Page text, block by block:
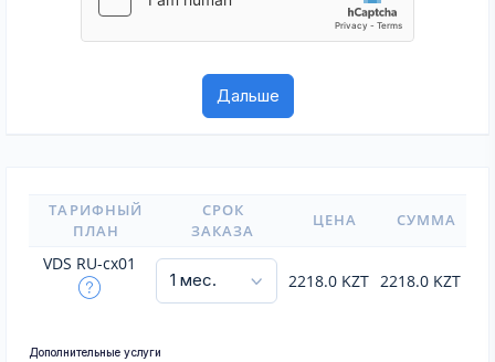
ТАРИФНЫЙ
ПЛАН
СРОК
ЗАКАЗА
ЦЕНА СУММА
VDS RU-cx01
2218.0 KZT 2218.0 KZT
Дополнительные услуги